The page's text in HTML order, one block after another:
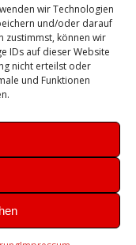
wir Technologien
und/oder darauf
zustimmst, können wir
IDs auf dieser Website
nicht erteilst oder
und Funktionen
Sicherheit
SSL Ubuntu
VCSA Veeam
Windows